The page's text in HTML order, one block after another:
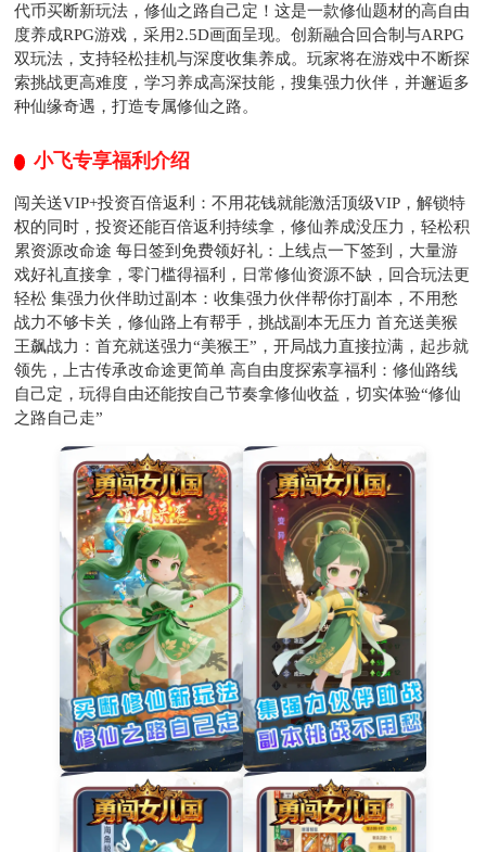
代币买断新玩法，修仙之路自己定！这是一款修仙题材的高自由
度养成RPG游戏，采用2.5D画面呈现。创新融合回合制与ARPG
双玩法，支持轻松挂机与深度收集养成。玩家将在游戏中不断探
索挑战更高难度，学习养成高深技能，搜集强力伙伴，并邂逅多
种仙缘奇遇，打造专属修仙之路。
小飞专享福利介绍
闯关送VIP+投资百倍返利：不用花钱就能激活顶级VIP，解锁特
权的同时，投资还能百倍返利持续拿，修仙养成没压力，轻松积
累资源改命途 每日签到免费领好礼：上线点一下签到，大量游
戏好礼直接拿，零门槛得福利，日常修仙资源不缺，回合玩法更
轻松 集强力伙伴助过副本：收集强力伙伴帮你打副本，不用愁
战力不够卡关，修仙路上有帮手，挑战副本无压力 首充送美猴
王飙战力：首充就送强力“美猴王”，开局战力直接拉满，起步就
领先，上古传承改命途更简单 高自由度探索享福利：修仙路线
自己定，玩得自由还能按自己节奏拿修仙收益，切实体验“修仙
之路自己走”